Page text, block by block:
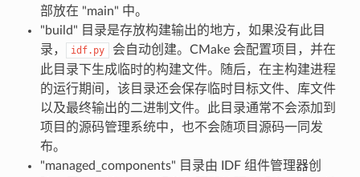
部放在 "main" 中。
"build" 目录是存放构建输出的地方，如果没有此目
录，
idf.py
会自动创建。CMake 会配置项目，并在
此目录下生成临时的构建文件。随后，在主构建进程
的运行期间，该目录还会保存临时目标文件、库文件
以及最终输出的二进制文件。此目录通常不会添加到
项目的源码管理系统中，也不会随项目源码一同发
布。
"managed_components" 目录由 IDF 组件管理器创